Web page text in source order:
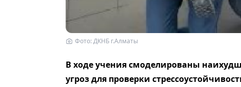
Фото: ДКНБ г.Алматы
В ходе учения cмоделированы
угроз для проверки